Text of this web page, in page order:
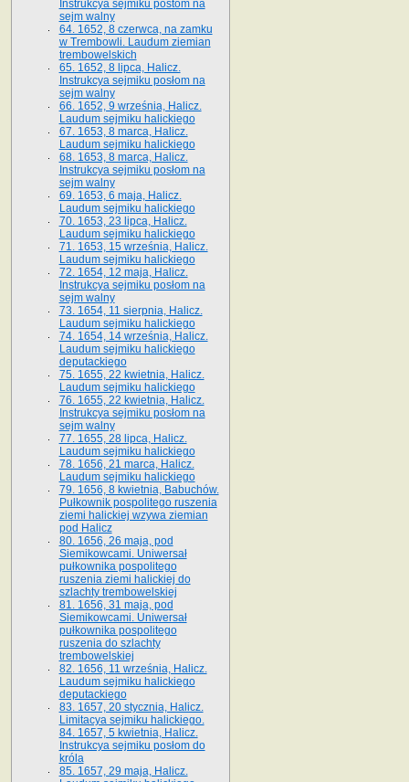
Instrukcya sejmiku postom na
sejm walny
64. 1652, 8 czerwca, na zamku
w Trembowli. Laudum ziemian
trembowelskich
65. 1652, 8 lipca, Halicz.
Instrukcya sejmiku posłom na
sejm walny
66. 1652, 9 września, Halicz.
Laudum sejmiku halickiego
67. 1653, 8 marca, Halicz.
Laudum sejmiku halickiego
68. 1653, 8 marca, Halicz.
Instrukcya sejmiku posłom na
sejm walny
69. 1653, 6 maja, Halicz.
Laudum sejmiku halickiego
70. 1653, 23 lipca, Halicz.
Laudum sejmiku halickiego
71. 1653, 15 września, Halicz.
Laudum sejmiku halickiego
72. 1654, 12 maja, Halicz.
Instrukcya sejmiku posłom na
sejm walny
73. 1654, 11 sierpnia, Halicz.
Laudum sejmiku halickiego
74. 1654, 14 września, Halicz.
Laudum sejmiku halickiego
deputackiego
75. 1655, 22 kwietnia, Halicz.
Laudum sejmiku halickiego
76. 1655, 22 kwietnia, Halicz.
Instrukcya sejmiku posłom na
sejm walny
77. 1655, 28 lipca, Halicz.
Laudum sejmiku halickiego
78. 1656, 21 marca, Halicz.
Laudum sejmiku halickiego
79. 1656, 8 kwietnia, Babuchów.
Pułkownik pospolitego ruszenia
ziemi halickiej wzywa ziemian
pod Halicz
80. 1656, 26 maja, pod
Siemikowcami. Uniwersał
pułkownika pospolitego
ruszenia ziemi halickiej do
szlachty trembowelskiej
81. 1656, 31 maja, pod
Siemikowcami. Uniwersał
pułkownika pospolitego
ruszenia do szlachty
trembowelskiej
82. 1656, 11 września, Halicz.
Laudum sejmiku halickiego
deputackiego
83. 1657, 20 stycznia, Halicz.
Limitacya sejmiku halickiego.
84. 1657, 5 kwietnia, Halicz.
Instrukcya sejmiku posłom do
króla
85. 1657, 29 maja, Halicz.